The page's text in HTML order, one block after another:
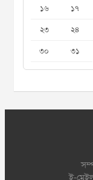
১৬
১৭
২৩
২৪
৩০
৩১
ই-